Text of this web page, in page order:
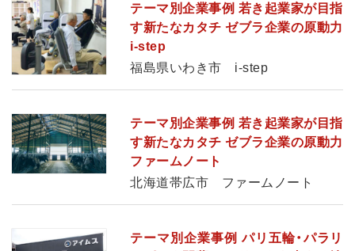
テーマ別企業事例 若き起業家が目指
す新たなカタチ ゼブラ企業の原動力
i-step
福島県いわき市 i-step
テーマ別企業事例 若き起業家が目指
す新たなカタチ ゼブラ企業の原動力
ファームノート
北海道帯広市 ファームノート
テーマ別企業事例 パリ五輪・パラリ